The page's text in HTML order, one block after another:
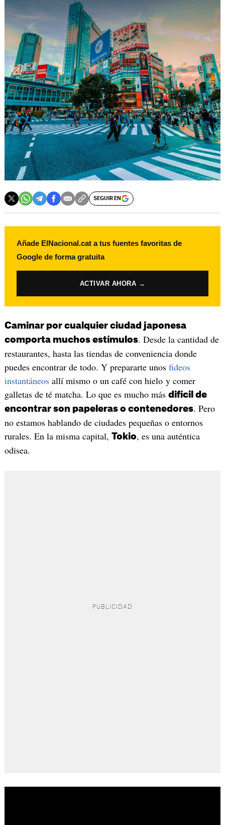
SEGUIR EN
Añade ElNacional.cat a tus fuentes favoritas de
Google de forma gratuita
ACTIVAR AHORA →
Caminar por cualquier ciudad japonesa
comporta muchos estímulos. Desde la cantidad de
restaurantes, hasta las tiendas de conveniencia donde
puedes encontrar de todo. Y prepararte unos fideos
instantáneosallí mismo o un café con hielo y comer
galletas de té matcha. Lo que es mucho más difícil de
encontrar son papeleras o contenedores. Pero
no estamos hablando de ciudades pequeñas o entornos
rurales. En la misma capital, Tokio, es una auténtica
odisea.